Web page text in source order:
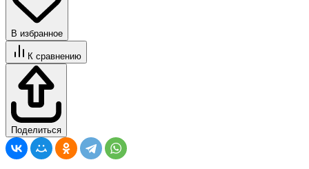
В избранное
К сравнению
Поделиться